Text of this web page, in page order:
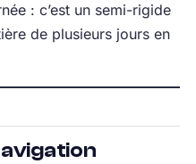
: c’est un semi-rigide
de plusieurs jours en